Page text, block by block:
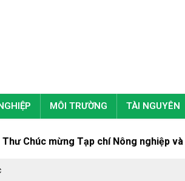
MÔI TRƯỜNG TÀI NGUYÊN
mừng Tạp chí Nông nghiệp và Môi